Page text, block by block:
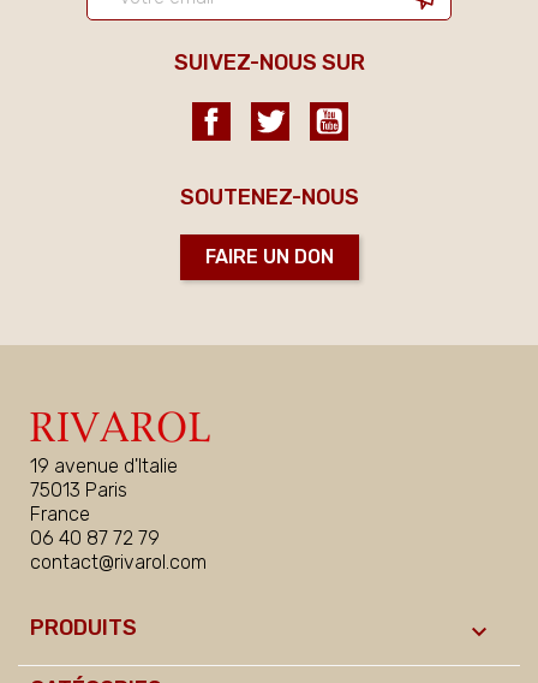
SUIVEZ-NOUS SUR
FacebookTwitter
SOUTENEZ-NOUS
FAIRE UN DON
19 avenue d'Italie
75013 Paris
France
06 40 87 72 79
contact@rivarol.com
PRODUITS 